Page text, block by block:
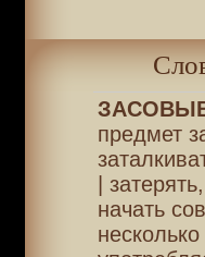
предмет
|
начать